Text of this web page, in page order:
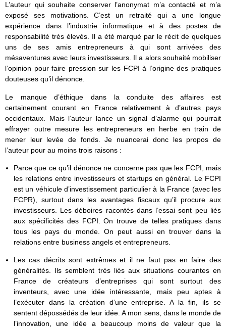
L’auteur qui souhaite conserver l’anonymat m’a contacté et m’a
exposé ses motivations. C’est un retraité qui a une longue
expérience dans l’industrie informatique et à des postes de
responsabilité très élevés. Il a été marqué par le récit de quelques
uns de ses amis entrepreneurs à qui sont arrivées des
mésaventures avec leurs investisseurs. Il a alors souhaité mobiliser
l’opinion pour faire pression sur les FCPI à l’origine des pratiques
douteuses qu’il dénonce.
Le manque d’éthique dans la conduite des affaires est
certainement courant en France relativement à d’autres pays
occidentaux. Mais l’auteur lance un signal d’alarme qui pourrait
effrayer outre mesure les entrepreneurs en herbe en train de
mener leur levée de fonds. Je nuancerai donc les propos de
l’auteur pour au moins trois raisons :
Parce que ce qu’il dénonce ne concerne pas que les FCPI, mais
les relations entre investisseurs et startups en général. Le FCPI
est un véhicule d’investissement particulier à la France (avec les
FCPR), surtout dans les avantages fiscaux qu’il procure aux
investisseurs. Les déboires racontés dans l’essai sont peu liés
aux spécificités des FCPI. On trouve de telles pratiques dans
tous les pays du monde. On peut aussi en trouver dans la
relations entre business angels et entrepreneurs.
Les cas décrits sont extrêmes et il ne faut pas en faire des
généralités. Ils semblent très liés aux situations courantes en
France de créateurs d’entreprises qui sont surtout des
inventeurs, avec une idée intéressante, mais peu aptes à
l’exécuter dans la création d’une entreprise. A la fin, ils se
sentent dépossédés de leur idée. A mon sens, dans le monde de
l’innovation, une idée a beaucoup moins de valeur que la